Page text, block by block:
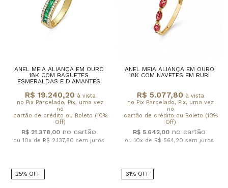
ANEL MEIA ALIANÇA EM OURO
18K COM BAGUETES
ESMERALDAS E DIAMANTES
R$ 19.240,20 à vista
no Pix Parcelado, Pix, uma vez
no
cartão de crédito ou Boleto (10%
Off)
R$ 21.378,00
ou 10x de R$ 2.137,80 sem juros
ANEL MEIA ALIANÇA EM OURO
18K COM NAVETES EM RUBI
R$ 5.077,80 à vista
no Pix Parcelado, Pix, uma vez
no
cartão de crédito ou Boleto (10%
Off)
R$ 5.642,00
ou 10x de R$ 564,20 sem juros
25% OFF 31% OFF